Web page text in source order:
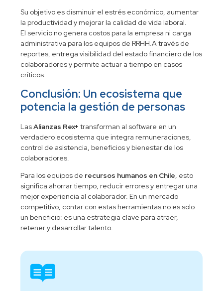
Su objetivo es disminuir el estrés económico, aumentar
la productividad y mejorar la calidad de vida laboral.
El servicio no genera costos para la empresa ni carga
administrativa para los equipos de RRHH.A través de
reportes, entrega visibilidad del estado financiero de los
colaboradores y permite actuar a tiempo en casos
críticos.
Conclusión: Un ecosistema que
potencia la gestión de personas
LasAlianzas Rex+ transforman al software en un
verdadero ecosistema que integra remuneraciones,
control de asistencia, beneficios y bienestar de los
colaboradores.
Para los equipos de recursos humanos en Chile, esto
significa ahorrar tiempo, reducir errores y entregar una
mejor experiencia al colaborador. En un mercado
competitivo, contar con estas herramientas no es solo
un beneficio: es una estrategia clave para atraer,
retener y desarrollar talento.